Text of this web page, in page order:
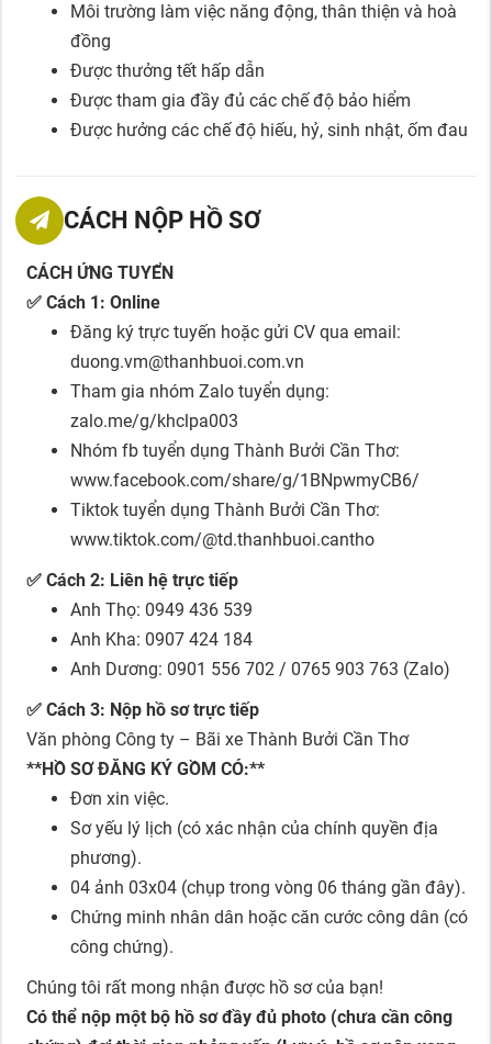
Môi trường làm việc năng động, thân thiện và hoà
đồng
Được thưởng tết hấp dẫn
Được tham gia đầy đủ các chế độ bảo hiểm
Được hưởng các chế độ hiếu, hỷ, sinh nhật, ốm đau
CÁCH NỘP HỒ SƠ
CÁCH ỨNG TUYỂN
✅ Cách 1: Online
Đăng ký trực tuyến hoặc gửi CV qua email:
duong.vm@thanhbuoi.com.vn
Tham gia nhóm Zalo tuyển dụng:
zalo.me/g/khclpa003
Nhóm fb tuyển dụng Thành Bưởi Cần Thơ:
www.facebook.com/share/g/1BNpwmyCB6/
Tiktok tuyển dụng Thành Bưởi Cần Thơ:
www.tiktok.com/@td.thanhbuoi.cantho
✅ Cách 2: Liên hệ trực tiếp
Anh Thọ: 0949 436 539
Anh Kha: 0907 424 184
Anh Dương: 0901 556 702 / 0765 903 763 (Zalo)
✅ Cách 3: Nộp hồ sơ trực tiếp
Văn phòng Công ty – Bãi xe Thành Bưởi Cần Thơ
**HỒ SƠ ĐĂNG KÝ GỒM CÓ:**
Đơn xin việc.
Sơ yếu lý lịch (có xác nhận của chính quyền địa
phương).
04 ảnh 03x04 (chụp trong vòng 06 tháng gần đây).
Chứng minh nhân dân hoặc căn cước công dân (có
công chứng).
Chúng tôi rất mong nhận được hồ sơ của bạn!
Có thể nộp một bộ hồ sơ đầy đủ photo (chưa cần công